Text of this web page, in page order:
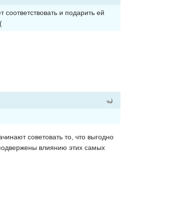
и подарить ей
советовать то, что выгодно
влиянию этих самых